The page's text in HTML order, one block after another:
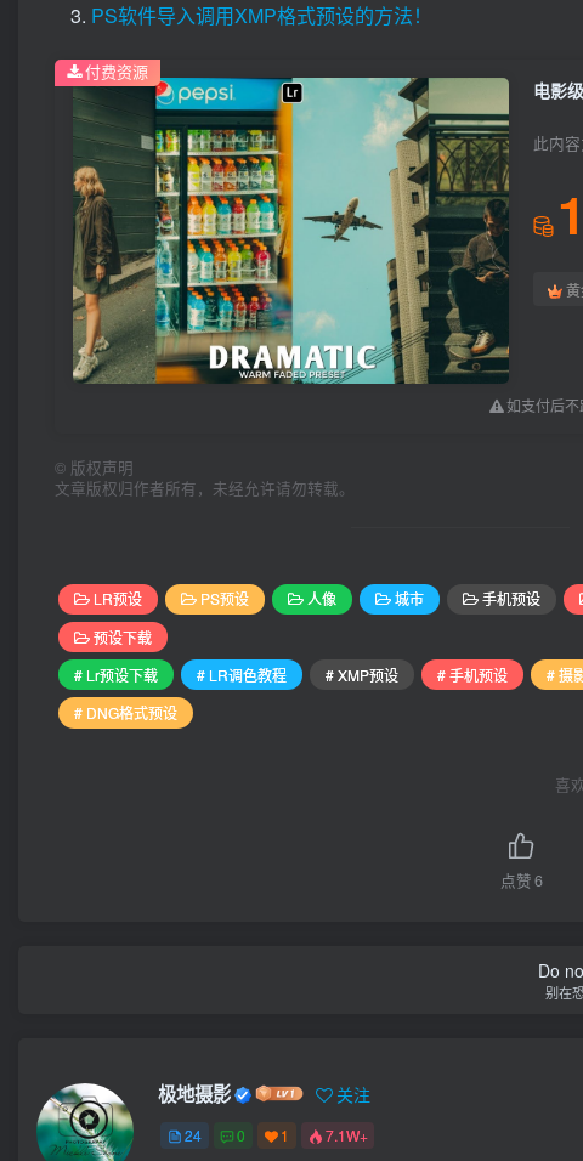
PS软件导入调用XMP格式预设的方法！
电影
此内
如支付后不
付费资源
© 版权声明
文章版权归作者所有，未经允许请勿转载。
LR预设 PS预设 人像 城市 手机预设
预设下载
# Lr预设下载
# LR调色教程 # XMP预设 # 手机预设 # 摄
# DNG格式预设
喜
点赞6
Do
别在
极地摄影 关注
24 0 1 7.1W+